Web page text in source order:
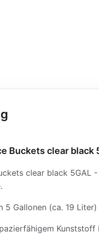
Buckets clear black
clear black 5GAL
5 Gallonen (ca. 19